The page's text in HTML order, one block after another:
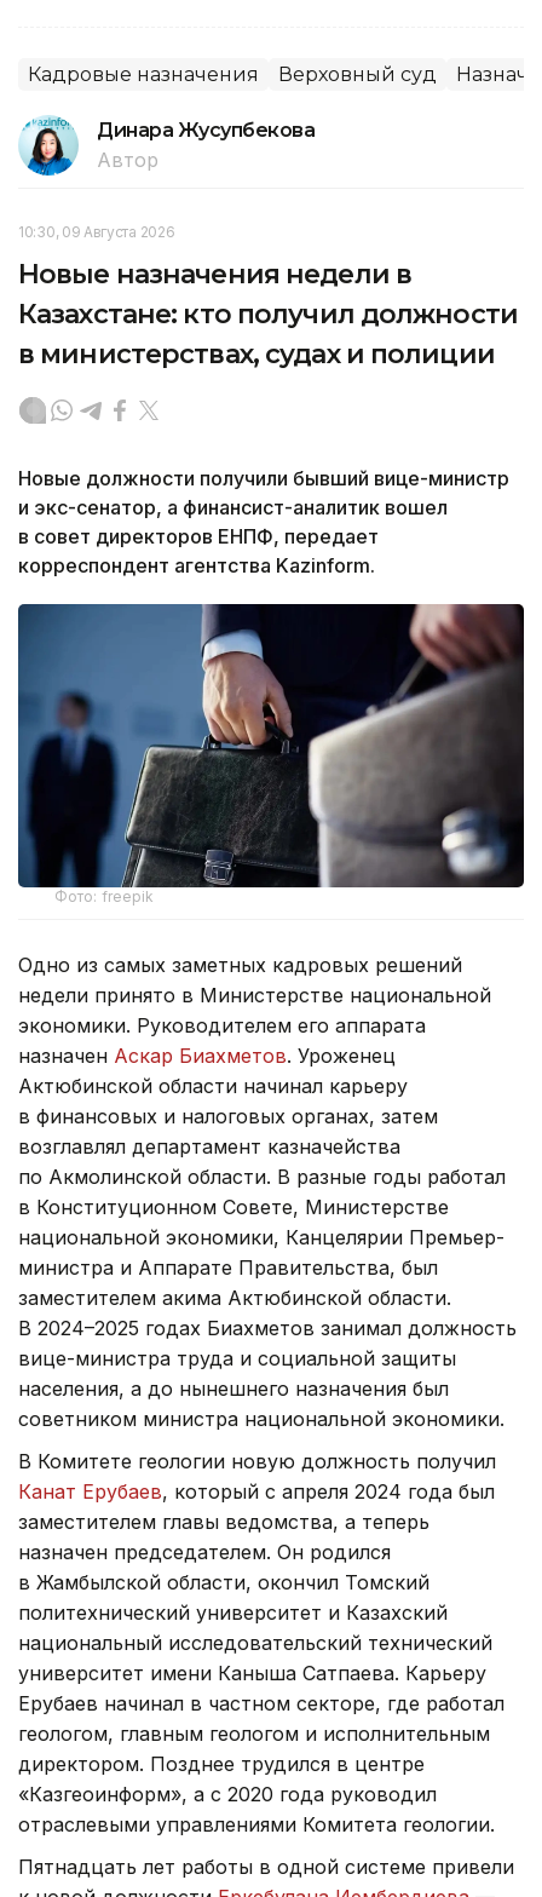
Кадровые назначения Верховный суд
Динара Жусупбекова
Автор
10:30, 09 Августа 2026
Новые назначения недели в
Казахстане: кто получил должности
в министерствах, судах и полиции
Новые должности получили бывший вице-министр
и экс-сенатор, а финансист-аналитик вошел
в совет директоров ЕНПФ, передает
корреспондент агентства Kazinform.
Фото: freepik
Одно из самых заметных кадровых решений
недели принято в Министерстве национальной
экономики. Руководителем его аппарата
назначен Аскар Биахметов. Уроженец
Актюбинской области начинал карьеру
в финансовых и налоговых органах, затем
возглавлял департамент казначейства
по Акмолинской области. В разные годы работал
в Конституционном Совете, Министерстве
национальной экономики, Канцелярии Премьер-
министра и Аппарате Правительства, был
заместителем акима Актюбинской области.
В 2024–2025 годах Биахметов занимал должность
вице-министра труда и социальной защиты
населения, а до нынешнего назначения был
советником министра национальной экономики.
В Комитете геологии новую должность получил
Канат Ерубаев, который с апреля 2024 года был
заместителем главы ведомства, а теперь
назначен председателем. Он родился
в Жамбылской области, окончил Томский
политехнический университет и Казахский
национальный исследовательский технический
университет имени Каныша Сатпаева. Карьеру
Ерубаев начинал в частном секторе, где работал
геологом, главным геологом и исполнительным
директором. Позднее трудился в центре
«Казгеоинформ», а с 2020 года руководил
отраслевыми управлениями Комитета геологии.
Пятнадцать лет работы в одной системе привели